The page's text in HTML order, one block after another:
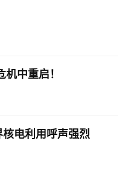
中重启！
电利用呼声强烈